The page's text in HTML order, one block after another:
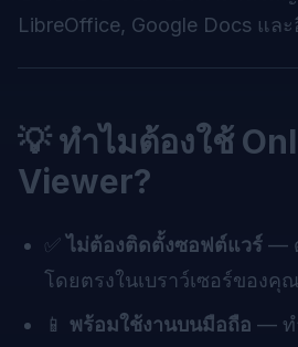
LibreOffice, Google Docs และ
💡 ทำไมต้องใช้
Viewer?
✅ ไม่ต้องติดตั้งซอฟต์แวร์ —
โดยตรงในเบราว์เซอร์ของคุณ
📱 พร้อมใช้งานบนมือถือ — ท